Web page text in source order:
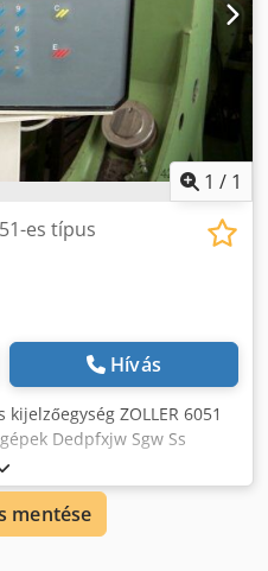
1 / 1
es típus
Hívás
kijelzőegység ZOLLER 6051
Dedpfxjw Sgw Ss
DE - 44143 Dortmund -
mentése